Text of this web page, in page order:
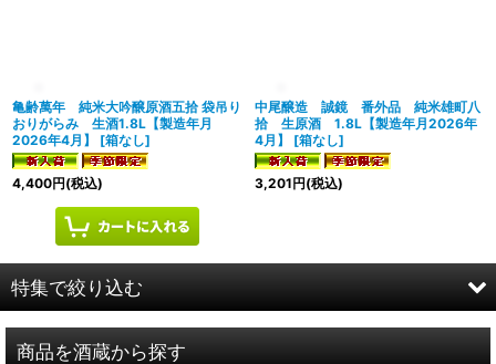
亀齢萬年 純米大吟醸原酒五拾 袋吊り
おりがらみ 生酒1.8L【製造年月
2026年4月】
[箱なし]
4,400円(税込)
中尾醸造 誠鏡 番外品 純米雄町八
拾 生原酒 1.8L【製造年月2026年
4月】
[箱なし]
3,201円(税込)
特集で絞り込む
お試し商品
商品を酒蔵から探す